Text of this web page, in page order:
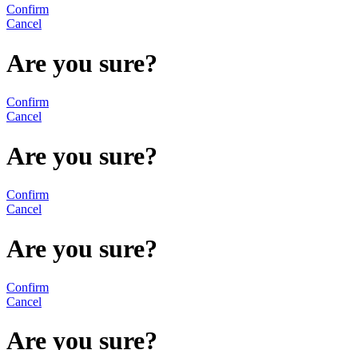
Confirm
Cancel
Are you sure?
Confirm
Cancel
Are you sure?
Confirm
Cancel
Are you sure?
Confirm
Cancel
Are you sure?